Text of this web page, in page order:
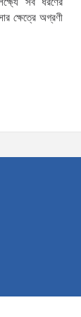
ক্ষেত্রে অগ্রণী